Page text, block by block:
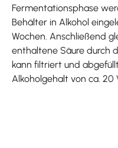
Fermentationsphase
Behälter in Alkohol
Wochen. Anschließend
enthaltene Säure durch
kann filtriert und
Alkoholgehalt von ca. 20